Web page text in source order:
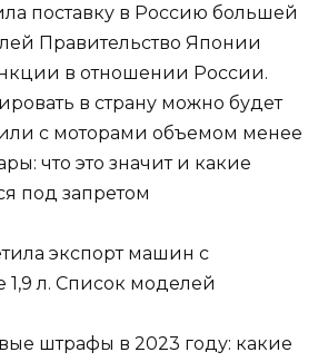
поставку в Россию большей
Правительство Японии
в отношении России.
в страну можно будет
с моторами объемом менее
что это значит и какие
под запретом
штрафы в 2023 году: какие